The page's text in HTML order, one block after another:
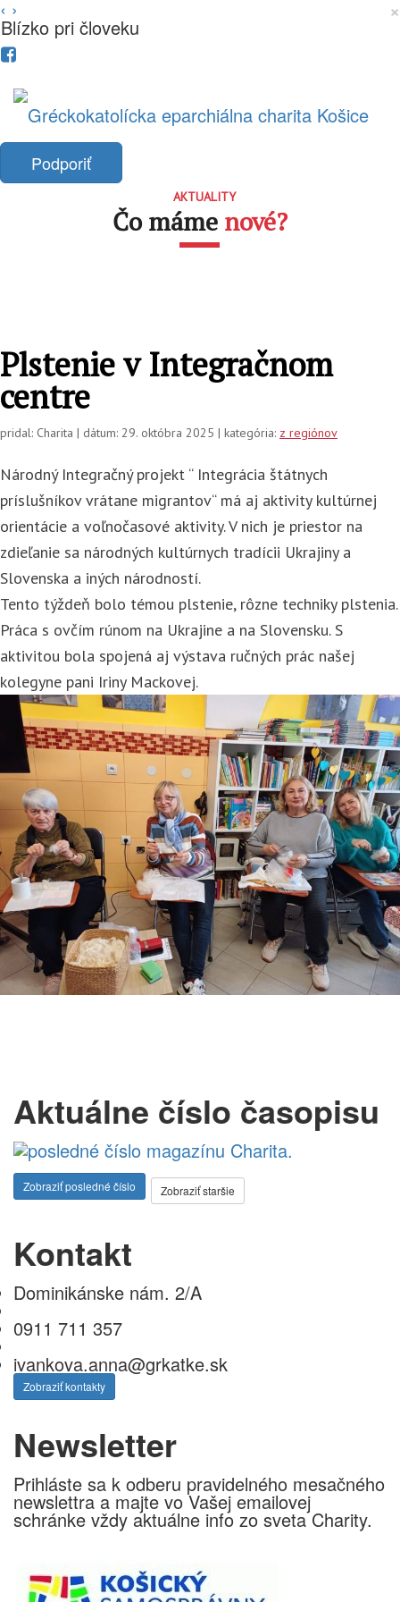
‹ › ×
Blízko pri človeku
Podporiť
AKTUALITY
Čo máme nové?
Plstenie v Integračnom
centre
pridal: Charita | dátum: 29. októbra 2025 | kategória: z regiónov
Národný Integračný projekt “ Integrácia štátnych
príslušníkov vrátane migrantov“ má aj aktivity kultúrnej
orientácie a voľnočasové aktivity. V nich je priestor na
zdieľanie sa národných kultúrnych tradícii Ukrajiny a
Slovenska a iných národností.
Tento týždeň bolo témou plstenie, rôzne techniky plstenia.
Práca s ovčím rúnom na Ukrajine a na Slovensku. S
aktivitou bola spojená aj výstava ručných prác našej
kolegyne pani Iriny Mackovej.
Aktuálne číslo časopisu
Zobraziť posledné číslo Zobraziť staršie
Kontakt
Dominikánske nám. 2/A
0911 711 357
ivankova.anna@grkatke.sk
Zobraziť kontakty
Newsletter
Prihláste sa k odberu pravidelného mesačného
newslettra a majte vo Vašej emailovej
schránke vždy aktuálne info zo sveta Charity.